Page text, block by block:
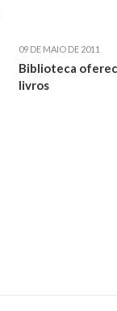
09 DE MAIO DE 2011
Biblioteca
livros